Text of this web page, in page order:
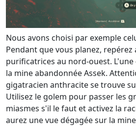
Nous avons choisi par exemple
Pendant que vous planez, repérez
purificatrices au nord-ouest.
la mine abandonnée Assek.
gigatracien anthracite se trouve
Utilisez le golem pour passer les
miasmes s'il le faut et activez la
aurez une vue dégagée sur la